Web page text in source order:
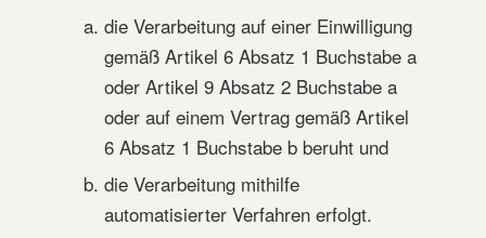
die Verarbeitung auf einer Einwilligung
gemäß Artikel 6 Absatz 1 Buchstabe a
oder Artikel 9 Absatz 2 Buchstabe a
oder auf einem Vertrag gemäß Artikel
6 Absatz 1 Buchstabe b beruht und
die Verarbeitung mithilfe
automatisierter Verfahren erfolgt.